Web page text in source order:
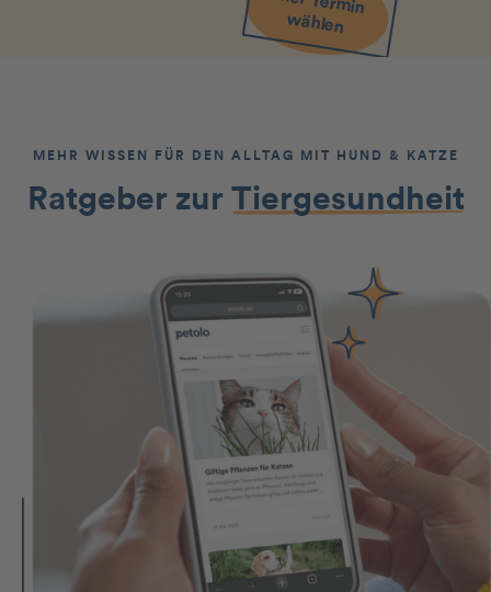
w
ählen
MEHR WISSEN FÜR DEN ALLTAG MIT HUND & KATZE
Ratgeber zur Tiergesundheit